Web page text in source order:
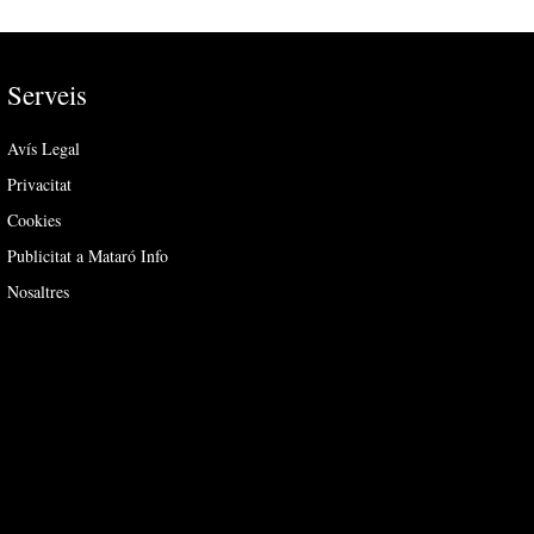
Serveis
Avís Legal
Privacitat
Cookies
Publicitat a Mataró Info
Nosaltres